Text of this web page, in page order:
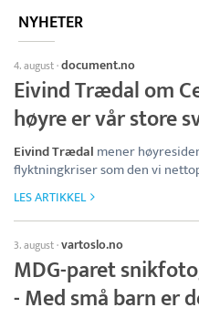
NYHETER
4. august·document.no
Eivind Trædal om
høyre er vår store
Eivind Trædal mener
flyktningkriser som den vi
LES ARTIKKEL
3. august·vartoslo.no
MDG-paret
- Med små barn er